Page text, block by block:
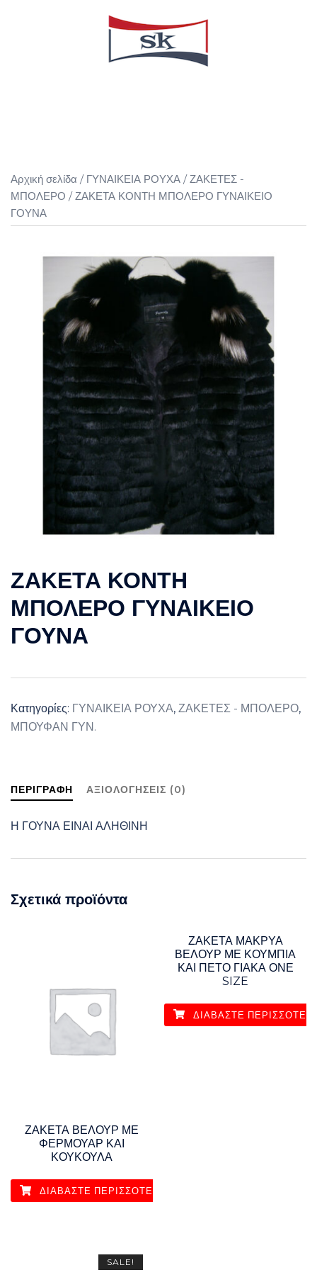
Αρχική σελίδα / ΓΥΝΑΙΚΕΙΑ ΡΟΥΧΑ /ΖΑΚΕΤΕΣ -
ΜΠΟΛΕΡΟ / ΖΑΚΕΤΑ ΚΟΝΤΗ ΜΠΟΛΕΡΟ ΓΥΝΑΙΚΕΙΟ
ΓΟΥΝΑ
ΖΑΚΕΤΑ ΚΟΝΤΗ
ΜΠΟΛΕΡΟ ΓΥΝΑΙΚΕΙΟ
ΓΟΥΝΑ
Κατηγορίες: ΓΥΝΑΙΚΕΙΑ ΡΟΥΧΑ, ΖΑΚΕΤΕΣ - ΜΠΟΛΕΡΟ,
ΜΠΟΥΦΑΝ ΓΥΝ.
ΠΕΡΙΓΡΑΦΉ ΑΞΙΟΛΟΓΉΣΕΙΣ (0)
Η ΓΟΥΝΑ ΕΙΝΑΙ ΑΛΗΘΙΝΗ
Σχετικά προϊόντα
ΖΑΚΕΤΑ ΒΕΛΟΥΡ ΜΕ
ΦΕΡΜΟΥΑΡ ΚΑΙ
ΚΟΥΚΟΥΛΑ
ΔΙΑΒΆΣΤΕ ΠΕΡΙΣΣΌΤΕΡΑ
ΖΑΚΕΤΑ ΜΑΚΡΥΑ
ΒΕΛΟΥΡ ΜΕ ΚΟΥΜΠΙΑ
ΚΑΙ ΠΕΤΟ ΓΙΑΚΑ ΟΝΕ
SIZE
ΔΙΑΒΆΣΤΕ
SALE!